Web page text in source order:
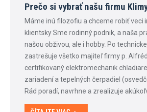
Prečo si vybrať našu firmu
Máme inú filozofiu a chceme robiť veci
klientsky Sme rodinný podnik, a naša
našou obživou, ale i hobby. Po
zastrešuje všetko majiteľ firmy p.
certifikovaný elektromechanik
zariadení a tepelných čerpadiel
Rád poradí, navrhne a zrealizuje